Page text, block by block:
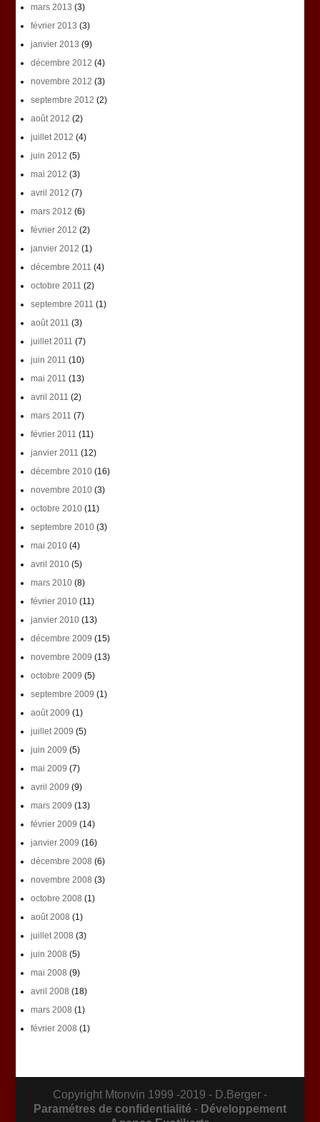
mars 2013 (3)
février 2013 (3)
janvier 2013 (9)
décembre 2012 (4)
novembre 2012 (3)
septembre 2012 (2)
août 2012 (2)
juillet 2012 (4)
juin 2012 (5)
mai 2012 (3)
avril 2012 (7)
mars 2012 (6)
février 2012 (2)
janvier 2012 (1)
décembre 2011 (4)
octobre 2011 (2)
septembre 2011 (1)
août 2011 (3)
juillet 2011 (7)
juin 2011 (10)
mai 2011 (13)
avril 2011 (2)
mars 2011 (7)
février 2011 (11)
janvier 2011 (12)
décembre 2010(16)
novembre 2010(3)
octobre 2010(11)
septembre 2010(3)
mai 2010(4)
avril 2010(5)
mars 2010(8)
février 2010(11)
janvier 2010(13)
décembre 2009 (15)
novembre 2009 (13)
octobre 2009 (5)
septembre 2009 (1)
août 2009 (1)
juillet 2009 (5)
juin 2009 (5)
mai 2009 (7)
avril 2009 (9)
mars 2009 (13)
février 2009 (14)
janvier 2009 (16)
décembre 2008 (6)
novembre 2008 (3)
octobre 2008 (1)
août 2008 (1)
juillet 2008 (3)
juin 2008 (5)
mai 2008 (9)
avril 2008 (18)
mars 2008 (1)
février 2008 (1)
Copyright Mtonvin 1999 -2019 - D.Berger -
Paramétres de confidentialité - Développement